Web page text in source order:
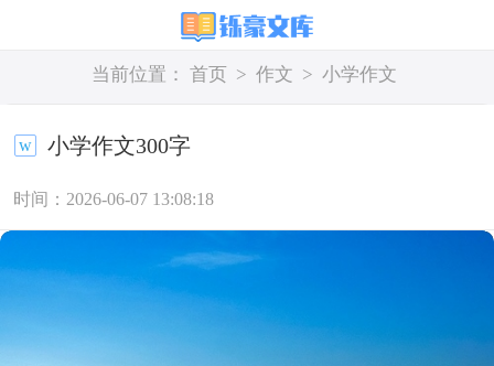
当前位置： 首页 > 作文 > 小学作文
小学作文300字
时间：2026-06-07 13:08:18